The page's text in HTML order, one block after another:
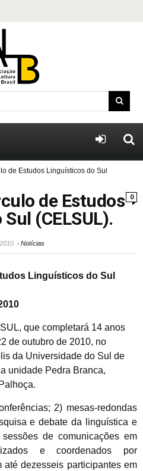
de Estudos Linguísticos do Sul
0
de Estudos
(CELSUL).
Notícias
Linguísticos do Sul
que completará 14 anos
de outubro de 2010, no
da Universidade do Sul de
unidade Pedra Branca,
2) mesas-redondas
e debate da linguística e
de comunicações em
e coordenados por
até dezesseis participantes em